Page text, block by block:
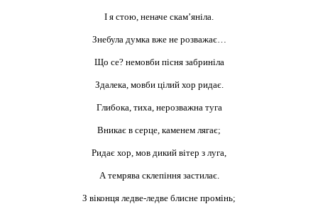
І я стою, неначе скам’яніла.
Знебула думка вже не розважає…
Що се? немовби пісня забриніла
Здалека, мовби цілий хор ридає.
Глибока, тиха, нерозважна туга
Вникає в серце, каменем лягає;
Ридає хор, мов дикий вітер з луга,
А темрява склепіння застилає.
З віконця ледве-ледве блисне промінь;